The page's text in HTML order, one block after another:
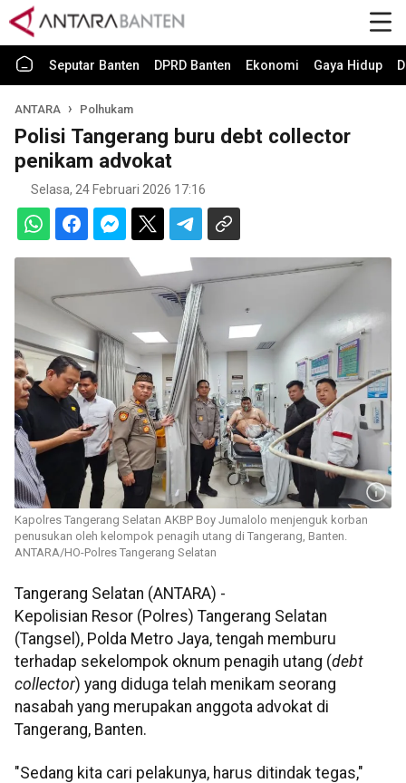
Seputar Banten DPRD Banten Ekonomi Gaya Hidup
ANTARA Polhukam
Polisi Tangerang buru debt collector
penikam advokat
Selasa, 24 Februari 2026 17:16
Kapolres Tangerang Selatan AKBP Boy Jumalolo menjenguk korban
penusukan oleh kelompok penagih utang di Tangerang, Banten.
ANTARA/HO-Polres Tangerang Selatan
Tangerang Selatan (ANTARA) -
Kepolisian Resor (Polres) Tangerang Selatan
(Tangsel), Polda Metro Jaya, tengah memburu
terhadap sekelompok oknum penagih utang (debt
collector) yang diduga telah menikam seorang
nasabah yang merupakan anggota advokat di
Tangerang, Banten.
"Sedang kita cari pelakunya, harus ditindak tegas,"